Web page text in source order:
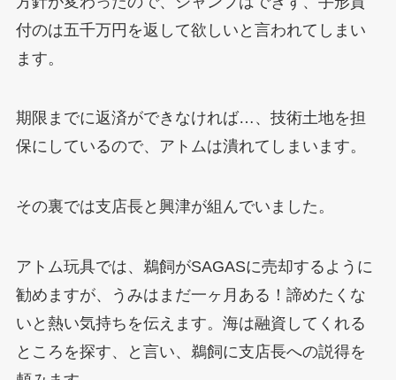
付のは五千万円を返して欲しいと言われてしまい
ます。
期限までに返済ができなければ…、技術土地を担
保にしているので、アトムは潰れてしまいます。
その裏では支店長と興津が組んでいました。
アトム玩具では、鵜飼がSAGASに売却するように
勧めますが、うみはまだ一ヶ月ある！諦めたくな
いと熱い気持ちを伝えます。海は融資してくれる
ところを探す、と言い、鵜飼に支店長への説得を